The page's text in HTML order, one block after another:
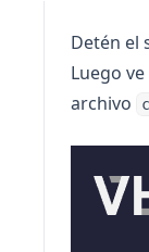
Detén el
Luego
archivo